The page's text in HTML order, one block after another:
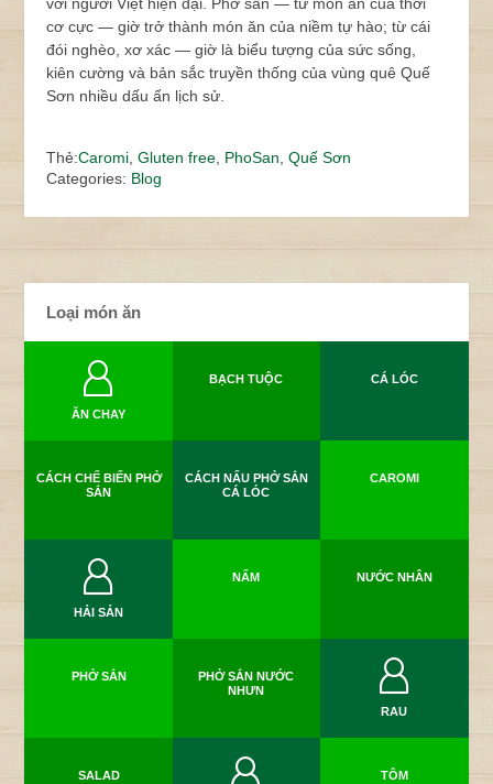
với người Việt hiện đại. Phở sắn — từ món ăn của thời
cơ cực — giờ trở thành món ăn của niềm tự hào; từ cái
đói nghèo, xơ xác — giờ là biểu tượng của sức sống,
kiên cường và bản sắc truyền thống của vùng quê Quế
Sơn nhiều dấu ấn lịch sử.
Thẻ:Caromi,Gluten free, PhoSan,Quế Sơn
Categories: Blog
Loại món ăn
ĂN CHAY
BẠCH TUỘC CÁ LÓC
CÁCH CHẾ BIẾN PHỞ
SẮN
CÁCH NẤU PHỞ SẮN
CÁ LÓC
CAROMI
HẢI SẢN
NẤM NƯỚC NHÂN
PHỞ SẮN
PHỞ SẮN NƯỚC
NHƯN
RAU
SALAD TÔM